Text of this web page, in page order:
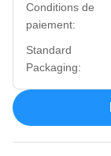
Conditions de
paiement:
Standard
Packaging: